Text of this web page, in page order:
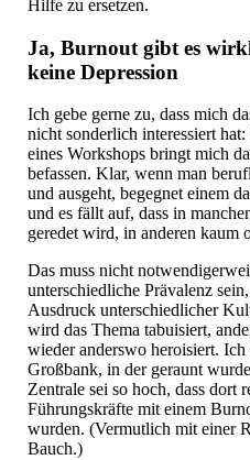
Hilfe zu ersetzen.
Ja, Burnout gibt es
keine Depression
Ich gebe gerne zu, dass mich
nicht sonderlich interessiert
eines Workshops bringt mich
befassen. Klar, wenn man
und ausgeht, begegnet einem
und es fällt auf, dass in
geredet wird, in anderen kaum
Das muss nicht
unterschiedliche Prävalenz
Ausdruck unterschiedlicher
wird das Thema tabuisiert,
wieder anderswo heroisiert.
Großbank, in der geraunt
Zentrale sei so hoch, dass dort
Führungskräfte mit einem
wurden. (Vermutlich mit einer
Bauch.)